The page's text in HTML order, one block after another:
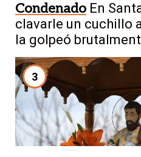
Condenado En
clavarle un cuchillo
la golpeó
3